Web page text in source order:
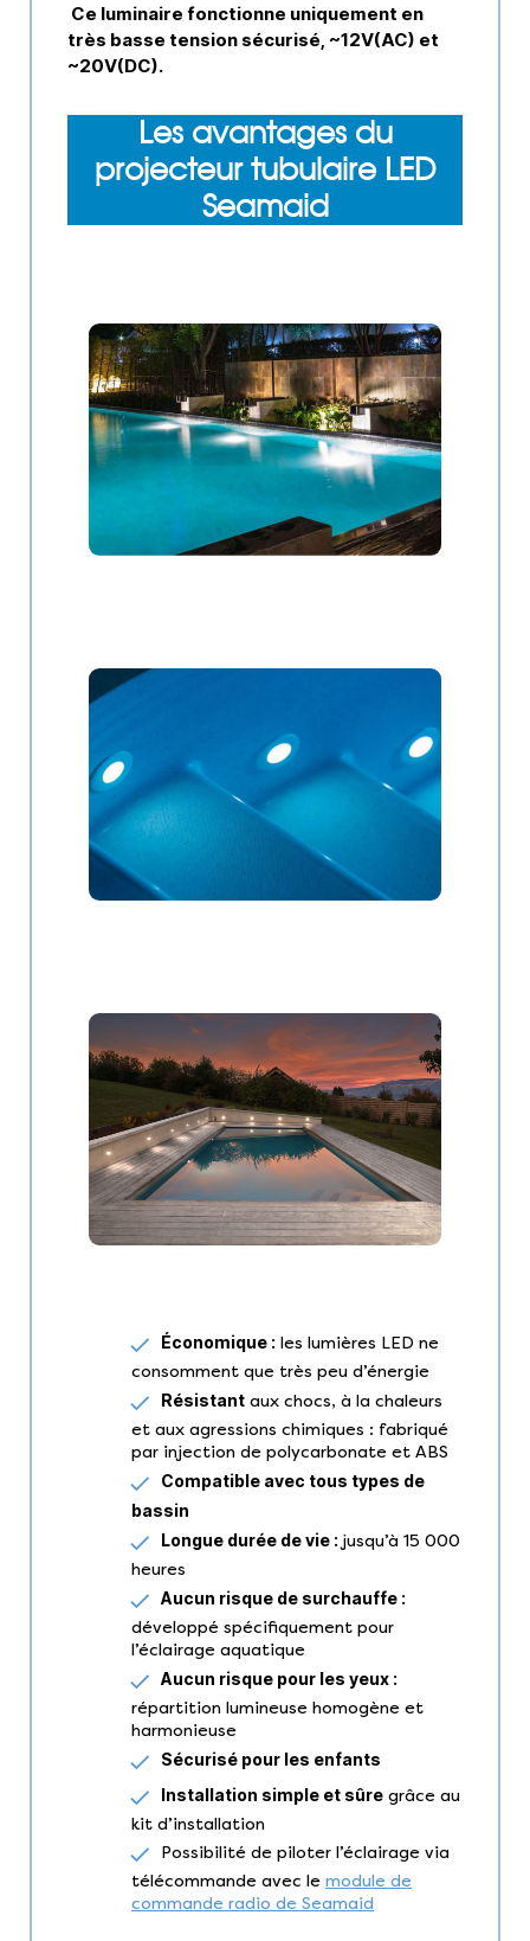
Ce luminaire fonctionne uniquement en
très basse tension sécurisé, ~12V(AC) et
~20V(DC).
Les avantages du
projecteur tubulaire LED
Seamaid
Économique : les lumières LED ne
consomment que très peu d’énergie
Résistant aux chocs, à la chaleurs
et aux agressions chimiques : fabriqué
par injection de polycarbonate et ABS
Compatible avec tous types de
bassin
Longue durée de vie : jusqu’à 15 000
heures
Aucun risque de surchauffe :
développé spécifiquement pour
l’éclairage aquatique
Aucun risque pour les yeux :
répartition lumineuse homogène et
harmonieuse
Sécurisé pour les enfants
Installation simple et sûre grâce au
kit d’installation
Possibilité de piloter l’éclairage via
télécommande avec le module de
commande radio de Seamaid